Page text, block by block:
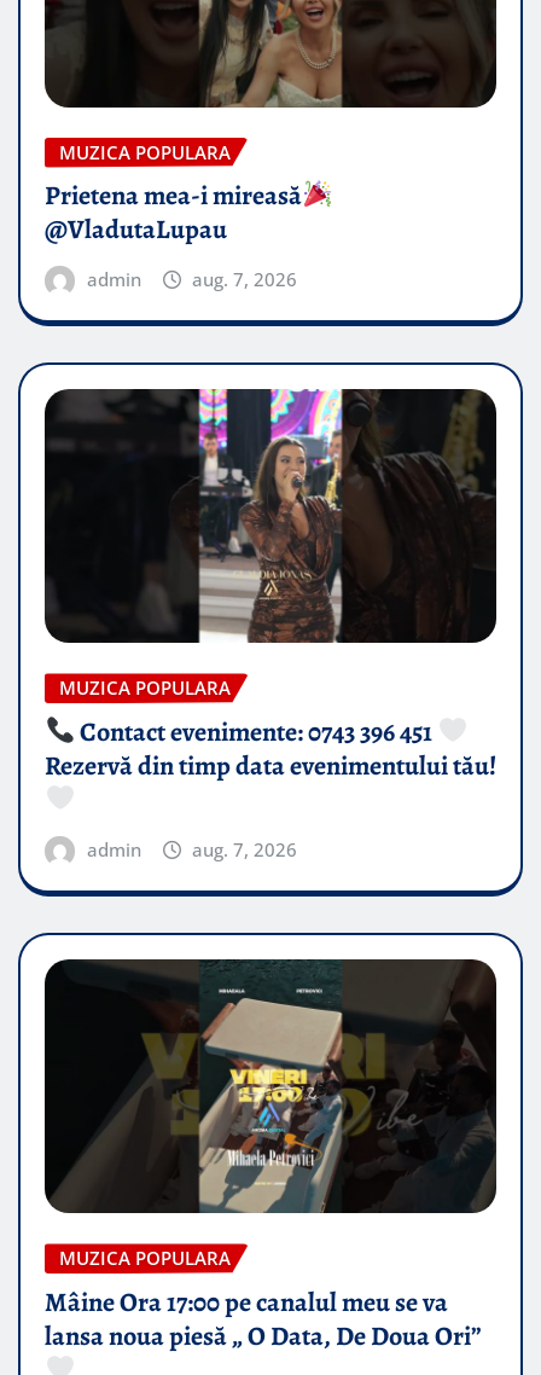
MUZICA POPULARA
Prietena mea-i mireasă​
@VladutaLupau
admin aug. 7, 2026
MUZICA POPULARA
Contact evenimente: 0743 396 451
Rezervă din timp data evenimentului tău!
admin aug. 7, 2026
MUZICA POPULARA
Mâine Ora 17:00 pe canalul meu se va
lansa noua piesă „ O Data, De Doua Ori”